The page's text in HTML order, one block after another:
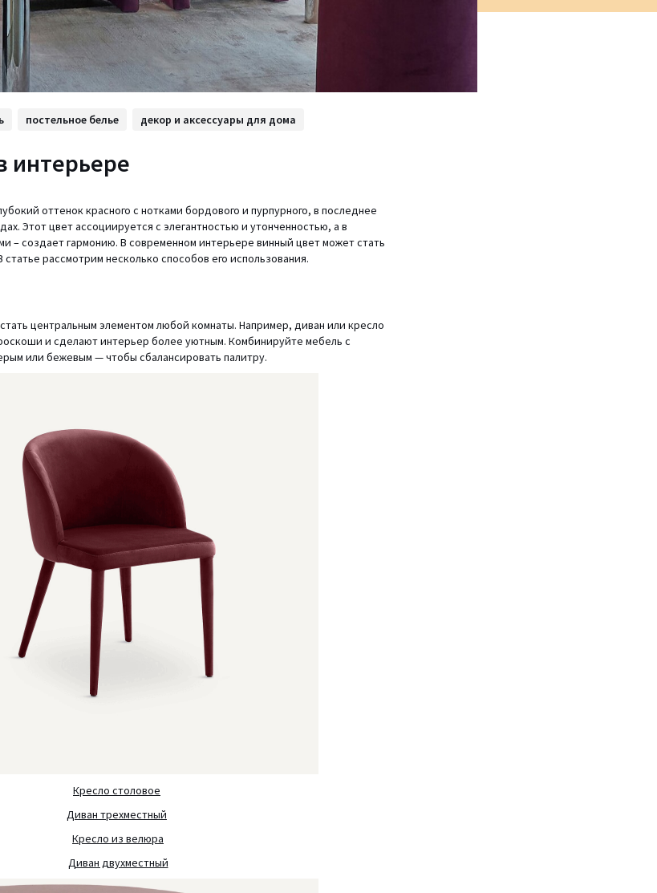
постельное белье декор и аксессуары для дома
интерьере
оттенок красного с нотками бордового и пурпурного, в последнее
Этот цвет ассоциируется с элегантностью и утонченностью, а в
– создает гармонию. В современном интерьере винный цвет может стать
рассмотрим несколько способов его использования.
центральным элементом любой комнаты. Например, диван или кресло
и сделают интерьер более уютным. Комбинируйте мебель с
или бежевым — чтобы сбалансировать палитру.
Кресло столовое
Диван трехместный
Кресло из велюра
Диван двухместный